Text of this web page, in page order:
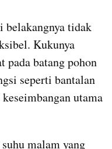
belakangnya tidak
Kukunya
pada batang pohon
seperti bantalan
utama
malam yang